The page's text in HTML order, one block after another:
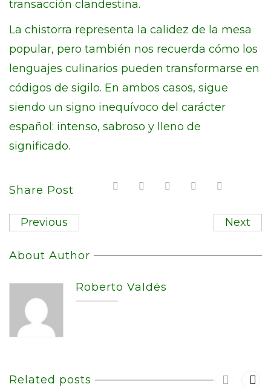
transacción clandestina.
La chistorra representa la calidez de la mesa
popular, pero también nos recuerda cómo los
lenguajes culinarios pueden transformarse en
códigos de sigilo. En ambos casos, sigue
siendo un signo inequívoco del carácter
español: intenso, sabroso y lleno de
significado.
Share Post
Previous Next
About Author
Roberto Valdés
Related posts